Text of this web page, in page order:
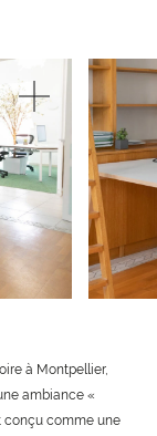
à Montpellier,
ambiance «
conçu comme une